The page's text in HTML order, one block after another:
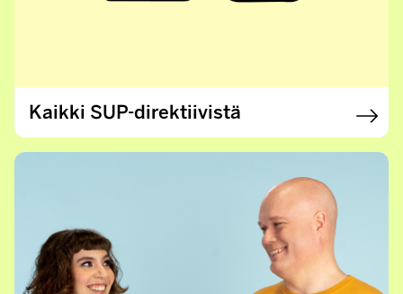
Kaikki SUP-direktiivistä